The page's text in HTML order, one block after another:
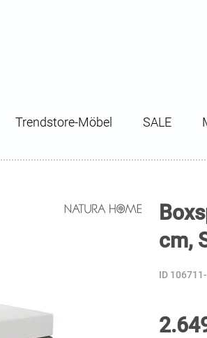
Trendstore-Möbel SALE
cm,
ID